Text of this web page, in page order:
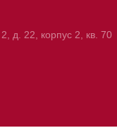
д. 22, корпус 2, кв. 70